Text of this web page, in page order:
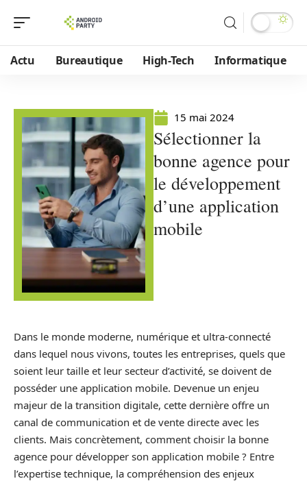
Actu Bureautique High-Tech Informatique
15 mai 2024
Sélectionner la
bonne agence pour
le développement
d’une application
mobile
Dans le monde moderne, numérique et ultra-connecté
dans lequel nous vivons, toutes les entreprises, quels que
soient leur taille et leur secteur d’activité, se doivent de
posséder une application mobile. Devenue un enjeu
majeur de la transition digitale, cette dernière offre un
canal de communication et de vente directe avec les
clients. Mais concrètement, comment choisir la bonne
agence pour développer son application mobile ? Entre
l’expertise technique, la compréhension des enjeux